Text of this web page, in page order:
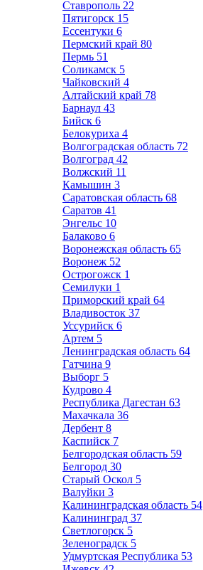
Ставрополь 22
Пятигорск 15
Ессентуки 6
Пермский край 80
Пермь 51
Соликамск 5
Чайковский 4
Алтайский край 78
Барнаул 43
Бийск 6
Белокуриха 4
Волгоградская область 72
Волгоград 42
Волжский 11
Камышин 3
Саратовская область 68
Саратов 41
Энгельс 10
Балаково 6
Воронежская область 65
Воронеж 52
Острогожск 1
Семилуки 1
Приморский край 64
Владивосток 37
Уссурийск 6
Артем 5
Ленинградская область 64
Гатчина 9
Выборг 5
Кудрово 4
Республика Дагестан 63
Махачкала 36
Дербент 8
Каспийск 7
Белгородская область 59
Белгород 30
Старый Оскол 5
Валуйки 3
Калининградская область 54
Калининград 37
Светлогорск 5
Зеленоградск 5
Удмуртская Республика 53